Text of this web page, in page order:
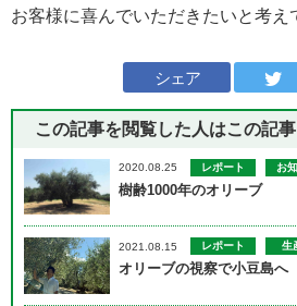
お客様に喜んでいただきたいと考え
シェア
この記事を閲覧した人はこの記
2020.08.25 レポート お
樹齢1000年のオリーブ
2021.08.15 レポート 生
オリーブの視察で小豆島へ